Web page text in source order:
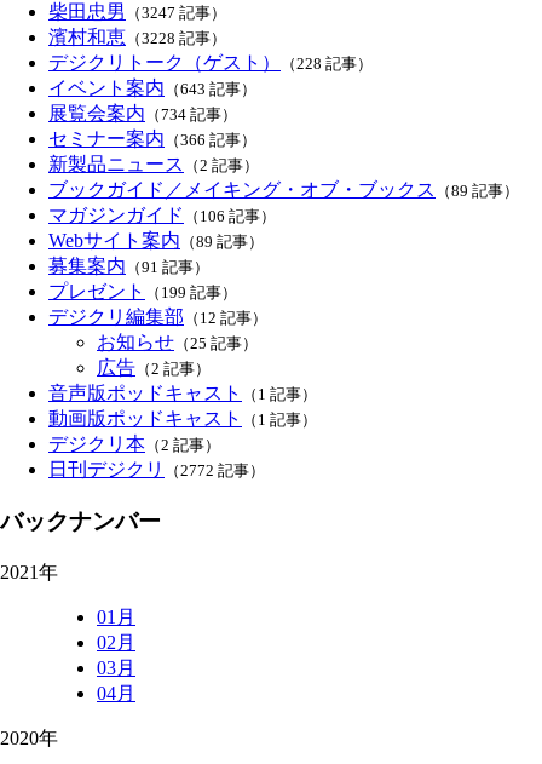
柴田忠男 （3247 記事）
濱村和恵 （3228 記事）
デジクリトーク（ゲスト） （228 記事）
イベント案内 （643 記事）
展覧会案内 （734 記事）
セミナー案内 （366 記事）
新製品ニュース （2 記事）
ブックガイド／メイキング・オブ・ブックス （89 記事）
マガジンガイド （106 記事）
Webサイト案内 （89 記事）
募集案内 （91 記事）
プレゼント （199 記事）
デジクリ編集部 （12 記事）
お知らせ （25 記事）
広告 （2 記事）
音声版ポッドキャスト （1 記事）
動画版ポッドキャスト （1 記事）
デジクリ本 （2 記事）
日刊デジクリ （2772 記事）
バックナンバー
2021年
01月
02月
03月
04月
2020年